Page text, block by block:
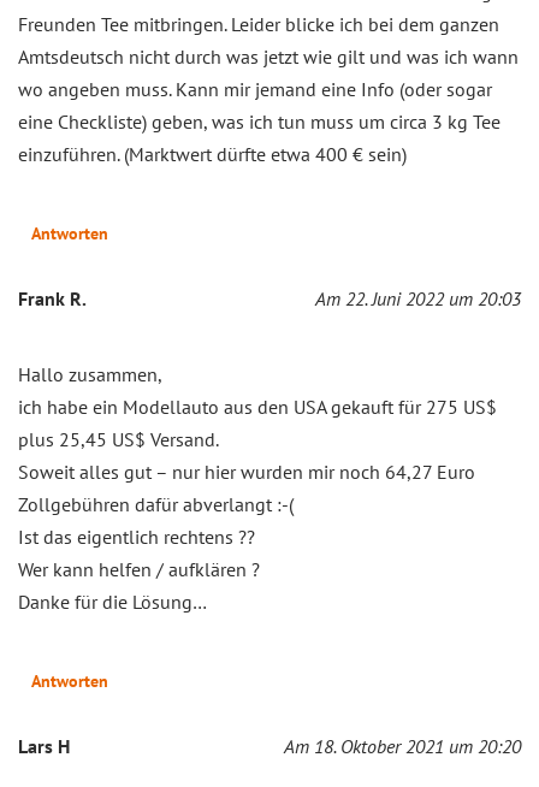
Freunden Tee mitbringen. Leider blicke ich bei dem ganzen
Amtsdeutsch nicht durch was jetzt wie gilt und was ich wann
wo angeben muss. Kann mir jemand eine Info (oder sogar
eine Checkliste) geben, was ich tun muss um circa 3 kg Tee
einzuführen. (Marktwert dürfte etwa 400 € sein)
Antworten
Frank R. Am 22. Juni 2022 um 20:03
Hallo zusammen,
ich habe ein Modellauto aus den USA gekauft für 275 US$
plus 25,45 US$ Versand.
Soweit alles gut – nur hier wurden mir noch 64,27 Euro
Zollgebühren dafür abverlangt :-(
Ist das eigentlich rechtens ??
Wer kann helfen / aufklären ?
Danke für die Lösung…
Antworten
Lars H Am 18. Oktober 2021 um 20:20